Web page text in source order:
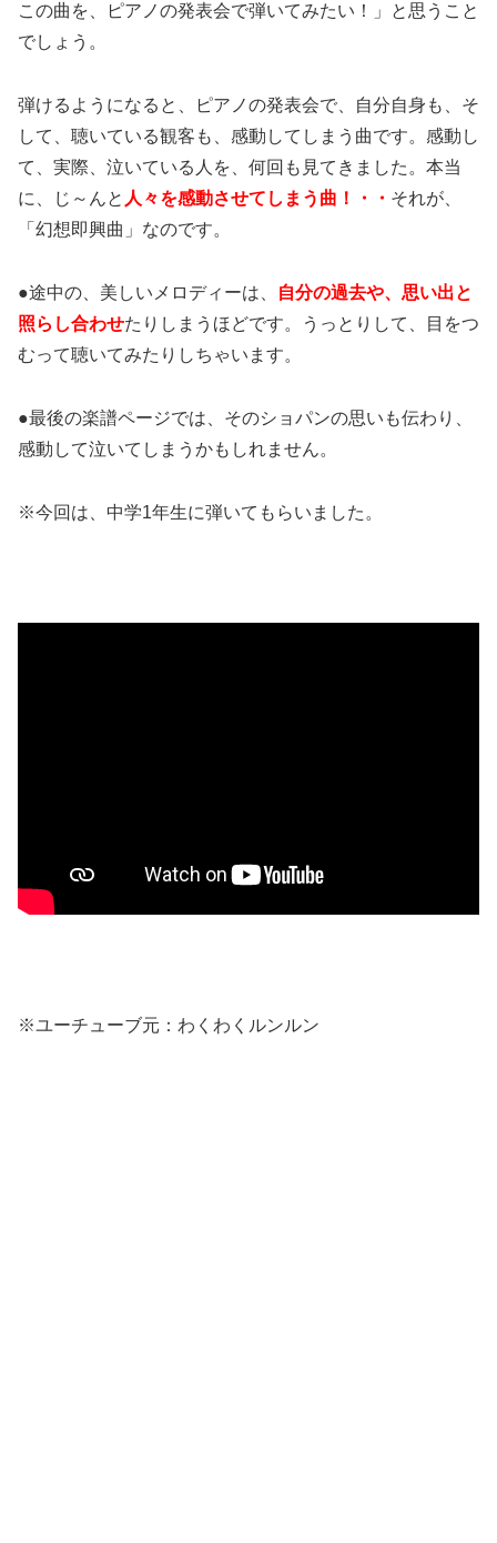
この曲を、ピアノの発表会で弾いてみたい！」と思うこと
でしょう。
弾けるようになると、ピアノの発表会で、自分自身も、そ
して、聴いている観客も、感動してしまう曲です。感動し
て、実際、泣いている人を、何回も見てきました。本当
に、じ～んと 人々を感動させてしまう曲！・・ それが、
「幻想即興曲」なのです。
●途中の、美しいメロディーは、
自分の過去や、思い出と
照らし合わせたりしまうほどです。うっとりして、目をつ
むって聴いてみたりしちゃいます。
●最後の楽譜ページでは、そのショパンの思いも伝わり、
感動して泣いてしまうかもしれません。
※今回は、中学1年生に弾いてもらいました。
※ユーチューブ元：わくわくルンルン